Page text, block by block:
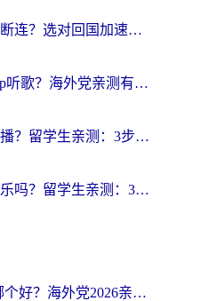
在海外听网易云总断连？选对回国加速器，告别地区限制和卡顿
国外可以用那个app听歌？海外党亲测有效的回国加速方案，轻松听国内音乐听书
海外怎么看央视直播？留学生亲测：3步解决版权限制+追剧自由
国外能用网易云音乐吗？留学生亲测：3步解决海外听歌难题
Quickback和云帆哪个好？海外党2026亲测指南：选对加速器大陆工具，无缝刷国内剧玩国服